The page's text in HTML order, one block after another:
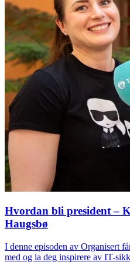
Hvordan bli president –
Haugsbø
I denne episoden av Organisert
med og la deg inspirere av IT-